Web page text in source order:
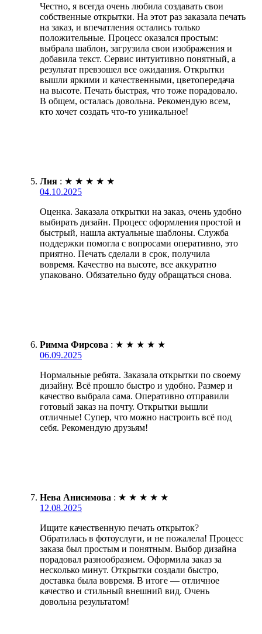
Честно, я всегда очень любила создавать свои
собственные открытки. На этот раз заказала печать
на заказ, и впечатления остались только
положительные. Процесс оказался простым:
выбрала шаблон, загрузила свои изображения и
добавила текст. Сервис интуитивно понятный, а
результат превзошел все ожидания. Открытки
вышли яркими и качественными, цветопередача
на высоте. Печать быстрая, что тоже порадовало.
В общем, осталась довольна. Рекомендую всем,
кто хочет создать что-то уникальное!
Лия : ★ ★ ★ ★ ★
04.10.2025
Оценка. Заказала открытки на заказ, очень удобно
выбирать дизайн. Процесс оформления простой и
быстрый, нашла актуальные шаблоны. Служба
поддержки помогла с вопросами оперативно, это
приятно. Печать сделали в срок, получила
вовремя. Качество на высоте, все аккуратно
упаковано. Обязательно буду обращаться снова.
Римма Фирсова : ★ ★ ★ ★ ★
06.09.2025
Нормальные ребята. Заказала открытки по своему
дизайну. Всё прошло быстро и удобно. Размер и
качество выбрала сама. Оперативно отправили
готовый заказ на почту. Открытки вышли
отличные! Супер, что можно настроить всё под
себя. Рекомендую друзьям!
Нева Анисимова : ★ ★ ★ ★ ★
12.08.2025
Ищите качественную печать открыток?
Обратилась в фотоуслуги, и не пожалела! Процесс
заказа был простым и понятным. Выбор дизайна
порадовал разнообразием. Оформила заказ за
несколько минут. Открытки создали быстро,
доставка была вовремя. В итоге — отличное
качество и стильный внешний вид. Очень
довольна результатом!